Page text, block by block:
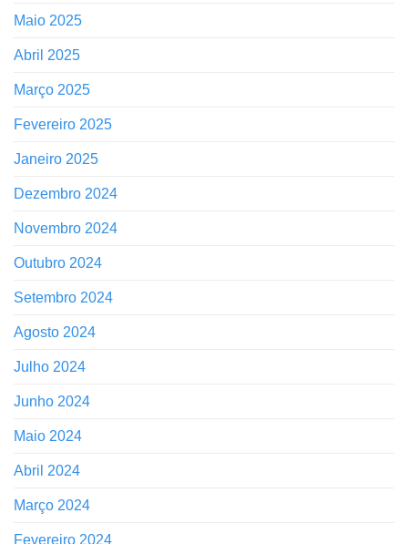
Maio 2025
Abril 2025
Março 2025
Fevereiro 2025
Janeiro 2025
Dezembro 2024
Novembro 2024
Outubro 2024
Setembro 2024
Agosto 2024
Julho 2024
Junho 2024
Maio 2024
Abril 2024
Março 2024
Fevereiro 2024